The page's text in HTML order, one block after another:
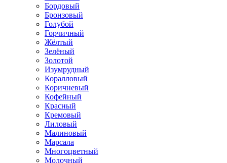
Бордовый
Бронзовый
Голубой
Горчичный
Жёлтый
Зелёный
Золотой
Изумрудный
Коралловый
Коричневый
Кофейный
Красный
Кремовый
Лиловый
Малиновый
Марсала
Многоцветный
Молочный